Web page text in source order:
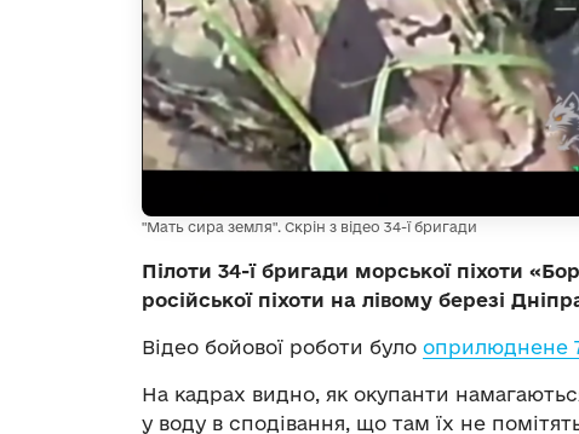
"Мать сира земля". Скрін з відео 34-ї бригади
Пілоти 34-ї бригади морської піхоти
російської піхоти на лівому березі
Відео бойової роботи було оприлюднене
На кадрах видно, як окупанти
у воду в сподівання, що там їх не